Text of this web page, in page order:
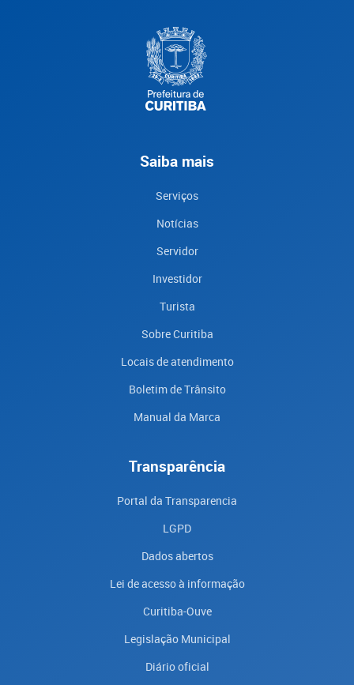
Saiba mais
Serviços
Notícias
Servidor
Investidor
Turista
Sobre Curitiba
Locais de atendimento
Boletim de Trânsito
Manual da Marca
Transparência
Portal da Transparencia
LGPD
Dados abertos
Lei de acesso à informação
Curitiba-Ouve
Legislação Municipal
Diário oficial